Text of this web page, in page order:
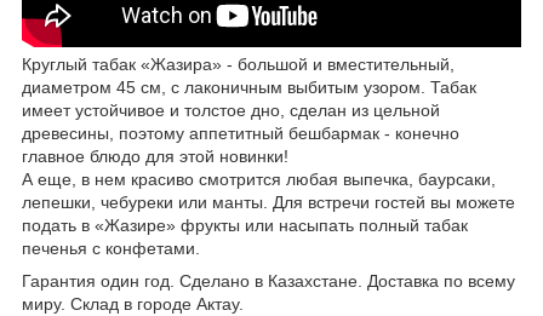
Круглый табак «Жазира» - большой и вместительный,
диаметром 45 см, с лаконичным выбитым узором. Табак
имеет устойчивое и толстое дно, сделан из цельной
древесины, поэтому аппетитный бешбармак - конечно
главное блюдо для этой новинки!
А еще, в нем красиво смотрится любая выпечка, баурсаки,
лепешки, чебуреки или манты. Для встречи гостей вы можете
подать в «Жазире» фрукты или насыпать полный табак
печенья с конфетами.
Гарантия один год. Сделано в Казахстане. Доставка по всему
миру. Склад в городе Актау.